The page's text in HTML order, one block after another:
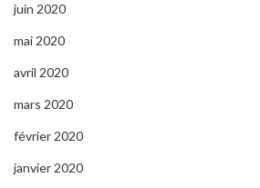
juin 2020
mai 2020
avril 2020
mars 2020
février 2020
janvier 2020